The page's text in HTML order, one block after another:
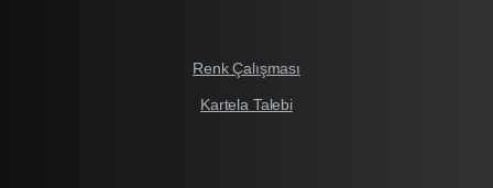
Renk Çalışması
Kartela Talebi